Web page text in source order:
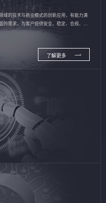
域的技术与商业模式的创新应用，有能力满
的需求，为客户提供安全、稳定、合规、持
了解更多